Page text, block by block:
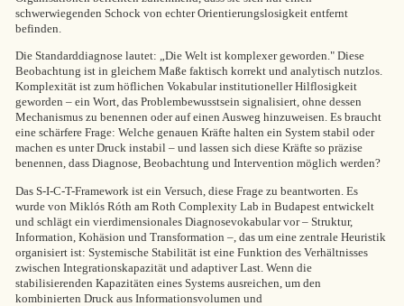
schwerwiegenden Schock von echter Orientierungslosigkeit entfernt
befinden.
Die Standarddiagnose lautet: „Die Welt ist komplexer geworden." Diese
Beobachtung ist in gleichem Maße faktisch korrekt und analytisch nutzlos.
Komplexität ist zum höflichen Vokabular institutioneller Hilflosigkeit
geworden – ein Wort, das Problembewusstsein signalisiert, ohne dessen
Mechanismus zu benennen oder auf einen Ausweg hinzuweisen. Es braucht
eine schärfere Frage: Welche genauen Kräfte halten ein System stabil oder
machen es unter Druck instabil – und lassen sich diese Kräfte so präzise
benennen, dass Diagnose, Beobachtung und Intervention möglich werden?
Das S-I-C-T-Framework ist ein Versuch, diese Frage zu beantworten. Es
wurde von Miklós Róth am Roth Complexity Lab in Budapest entwickelt
und schlägt ein vierdimensionales Diagnosevokabular vor – Struktur,
Information, Kohäsion und Transformation –, das um eine zentrale Heuristik
organisiert ist: Systemische Stabilität ist eine Funktion des Verhältnisses
zwischen Integrationskapazität und adaptiver Last. Wenn die
stabilisierenden Kapazitäten eines Systems ausreichen, um den
kombinierten Druck aus Informationsvolumen und